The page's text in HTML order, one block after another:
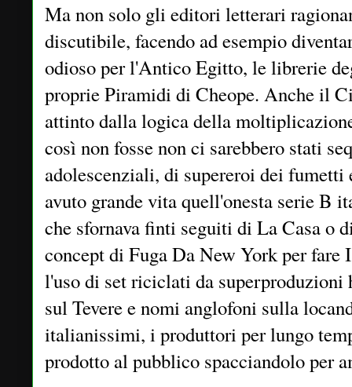
Ma non solo gli editori letterari
discutibile, facendo ad esempio
odioso per l'Antico Egitto, le librerie
proprie Piramidi di Cheope. Anche il
attinto dalla logica della
così non fosse non ci sarebbero stati
adolescenziali, di supereroi dei fumetti
avuto grande vita quell'onesta serie B
che sfornava finti seguiti di La Casa o
concept di Fuga Da New York per
l'uso di set riciclati da
sul Tevere e nomi anglofoni sulla
italianissimi, i produttori per lungo
prodotto al pubblico spacciandolo per